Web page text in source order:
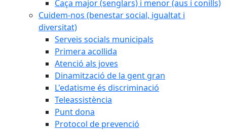
Caça major (senglars) i menor (aus i conills)
Cuidem-nos (benestar social, igualtat i
diversitat)
Serveis socials municipals
Primera acollida
Atenció als joves
Dinamització de la gent gran
L'edatisme és discriminació
Teleassistència
Punt dona
Protocol de prevenció